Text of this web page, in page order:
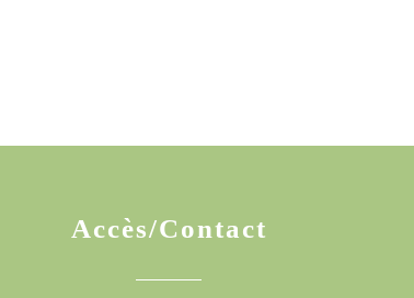
Accès/Contact